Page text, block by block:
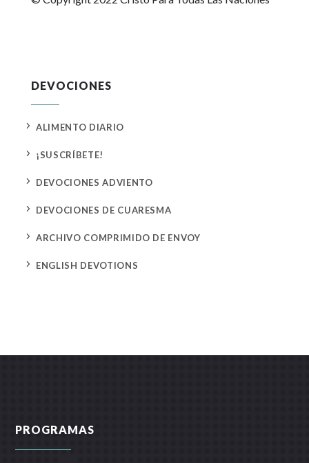
DEVOCIONES
5 ALIMENTO DIARIO
5 ¡SUSCRÍBETE!
5 DEVOCIONES ADVIENTO
5 DEVOCIONES DE CUARESMA
5 ARCHIVO COMPRIMIDO DE ENVOY
5 ENGLISH DEVOTIONS
PROGRAMAS